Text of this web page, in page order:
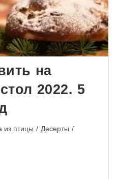
на
2022. 5
из птицы / Десерты /